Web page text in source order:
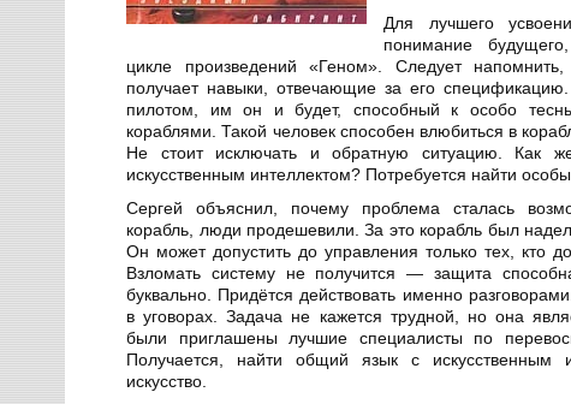
Для лучшего
понимание
цикле произведений «Геном». Следует
получает навыки, отвечающие за его
пилотом, им он и будет, способный к особо
кораблями. Такой человек способен влюбиться в
Не стоит исключать и обратную ситуацию. Как
искусственным интеллектом? Потребуется найти
Сергей объяснил, почему проблема сталась
корабль, люди продешевили. За это корабль был
Он может допустить до управления только тех, кто
Взломать систему не получится — защита
буквально. Придётся действовать именно
в уговорах. Задача не кажется трудной, но она
были приглашены лучшие специалисты по
Получается, найти общий язык с искусственным
искусство.